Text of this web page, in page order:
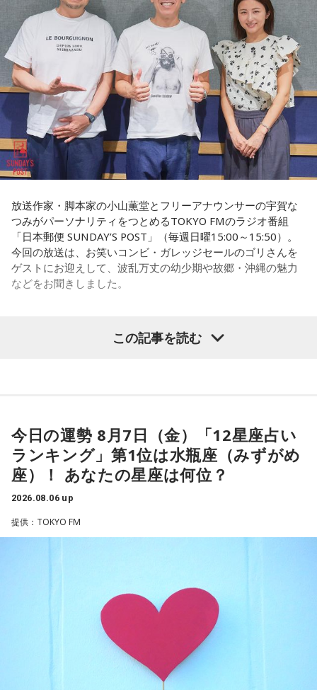
＜番組概要＞
番組名：SCHOOL OF LOCK!
パーソナリティ：アンジー校長（アンジェリーナ1/3・
Gacharic Spin）、たんぼ教頭（溝上たんぼ）
放送日時：月曜～木曜 22:00～23:55／金曜 22:00～22:55
番組Webサイト：https://www.tfm.co.jp/lock/
番組公式X：@sol_info
常井「なぜ1人の地方議員が永田町の大物にも匹敵する大きな
力を持ったのか。きょうは福岡を入口に、全国に共通するド
ンの条件を探ります。私、10年ほど前に全国各地の地方選挙
を取材していたとき、どこへ行ってもドンと呼ばれる地元の
権力者がいたんですね。どういう人かというと、だいたい経
済力があって抜群に選挙が強くて。地元の首長や国会議員よ
りも発言力がある人です」
長野「はい」
常井 「中には、かつての野中広務さんや森山𥙿さんのように
50を過ぎてから国政に進んだドンもいる。ではどういった状
況がそろうとドンが生まれるか。第1の条件は、圧倒的な他薦
です。藏内さんって県議10期。40年近く県議会にいるわけで
す」
「どの知事、どの県庁幹部よりも古株になります。議会
や推薦を出すのか、という決定権を握っている。あとは役
人、教職員、警察署員といった地方公務員の人事にも影響力
を発揮することがあります」
長野「はい」
常井「人事の季節になるとドンの自宅に行列ができる、と言
てドンはポン、ポン、ポン、と手を当てて厚さを確かめる。
そのままスーッと返す。返された側は帰りがけ、広いお庭の
中にあるお社に両手を合わせ、賽銭箱に封筒を置いていく、
と。こういう逸話がまことしやかに語られること自体が、ド
ンの権力を大きくしているんですね。直接、命令しなくても
放送作家・脚本家の小山薫堂とフリーアナウンサーの宇賀な
つみがパーソナリティをつとめるTOKYO FMのラジオ番組
「日本郵便 SUNDAY’S POST」（毎週日曜15:00～15:50）。
今回の放送は、お笑いコンビ・ガレッジセールのゴリさんを
ゲストにお迎えして、波乱万丈の幼少期や故郷・沖縄の魅力
などをお聞きしました。
（左から）パーソナリティの小山薫堂、ゴリさん、宇賀なつ
ゴリさんは、1972年沖縄県那覇市生まれ。沖縄の本土復帰か
らわずか1週間後に生まれた“復帰っ子”です。1995年に中学時
代の同級生・川田広樹さんとガレッジセールを結成し、バラ
エティ番組などで人気を集めました。2006年からは映画監督
としても活動。2019年公開の映画「洗骨」はモスクワ国際映
督協会新人賞を受賞しました。また、「おきなわ新喜劇」の
旗揚げやYouTube「ゴリ★オキナワ」などを通じて、故郷・
本土復帰当時の記憶はありませんが、「僕らは“復帰っ子”と言
われている」と話すゴリさん。両親からは、復帰直後の沖縄
の活気や、ドルから円への切り替えをめぐる混乱を聞いて育
ちました。なかでも「『円になったほうがお金が減る』と文
句を言っていた」というエピソードは、当時ならではの出来
事として印象に残っているそうです。
この記事を読む
今日の運勢 8月7日（金）「12星座占い
ランキング」第1位は水瓶座（みずがめ
座）！ あなたの星座は何位？
2026.08.06 up
提供：TOKYO FM